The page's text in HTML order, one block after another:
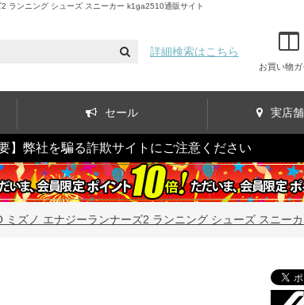
ランニング シューズ スニーカー k1ga2510通販サイト
詳細検索はこちら
お買い物ガ
セール 実店
要】弊社を騙る詐欺サイトにご注意ください
ミズノ エナジーランナーズ2 ランニング シューズ スニー